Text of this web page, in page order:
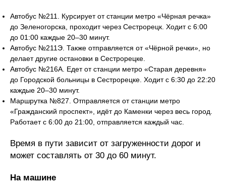
Автобус №211. Курсирует от станции метро «Чёрная речка»
до Зеленогорска, проходит через Сестрорецк. Ходит с 6:00
до 01:00 каждые 20–30 минут.
Автобус №211Э. Также отправляется от «Чёрной речки», но
делает другие остановки в Сестрорецке.
Автобус №216А. Едет от станции метро «Старая деревня»
до Городской больницы в Сестрорецке. Ходит с 6:30 до 22:20
каждые 20–30 минут.
Маршрутка №827. Отправляется от станции метро
«Гражданский проспект», идёт до Каменки через весь город.
Работает с 6:00 до 21:00, отправляется каждый час.
Время в пути зависит от загруженности дорог и
может составлять от 30 до 60 минут.
На машине